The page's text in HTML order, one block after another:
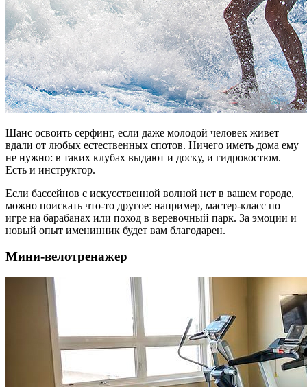
Шанс освоить серфинг, если даже молодой человек живет
вдали от любых естественных спотов. Ничего иметь дома ему
не нужно: в таких клубах выдают и доску, и гидрокостюм.
Есть и инструктор.
Если бассейнов с искусственной волной нет в вашем городе,
можно поискать что-то другое: например, мастер-класс по
игре на барабанах или поход в веревочный парк. За эмоции и
новый опыт именинник будет вам благодарен.
Мини-велотренажер